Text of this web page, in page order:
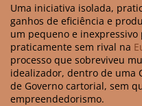
Uma iniciativa isolada,
ganhos de eficiência e
um pequeno e
praticamente sem rival na
processo que sobreviveu
idealizador, dentro de uma
de Governo cartorial, sem
empreendedorismo.